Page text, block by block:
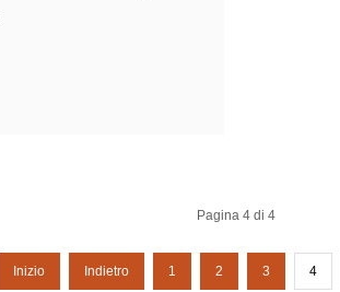
Pagina 4 di 4
Inizio Indietro 1 2 3 4